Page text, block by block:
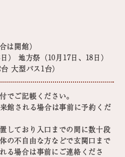
は開館）
） 地方祭（10月17日、18日）
大型バス1台）
でご記帳ください。
館される場合は事前に予約くだ
しており入口までの間に数十段
の不自由な方などで玄関口まで
る場合は事前にご連絡くださ